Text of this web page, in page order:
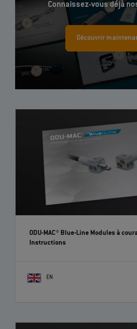
Connaissez-vous déjà
Découvrir
ODU-MAC® Blue-Line Modules à
Instructions
EN